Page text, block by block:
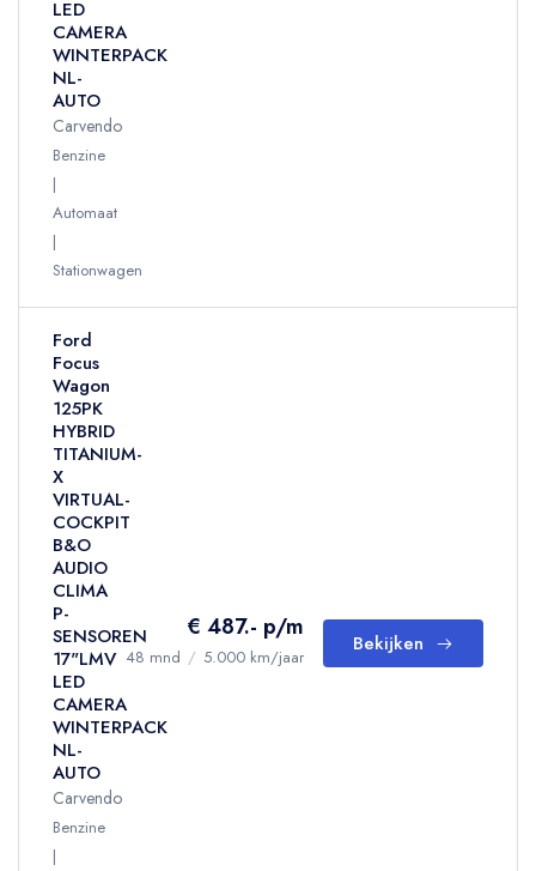
LED
CAMERA
WINTERPACK
NL-
AUTO
Carvendo
Benzine
Automaat
Stationwagen
Ford
Focus
Wagon
125PK
HYBRID
TITANIUM-
X
VIRTUAL-
COCKPIT
B&O
AUDIO
CLIMA
P-
SENSOREN
17"LMV
LED
CAMERA
WINTERPACK
NL-
AUTO
Carvendo
Benzine
€ 487.- p/m
48 mnd / 5.000 km/jaar
Bekijken